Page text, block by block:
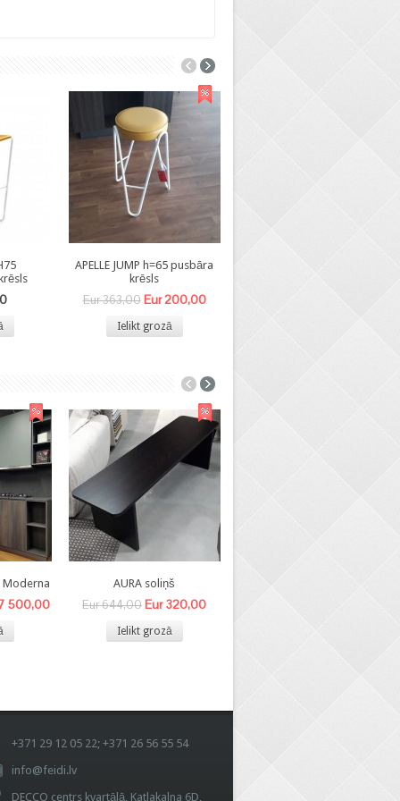
APELLE JUMP h=65 pusbāra
krēsls
Eur 363,00 Eur 200,00
Ielikt grozā
Moderna
500,00
AURA soliņš
Eur 644,00Eur 320,00
Ielikt grozā
+371 29 12 05 22; +371 26 56 55 54
info@feidi.lv
DECCO centrs kvartālā, Katlakalna 6D,